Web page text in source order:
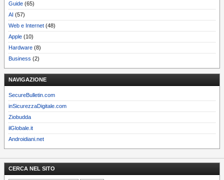
Guide (65)
AI (57)
Web e Internet (48)
Apple (10)
Hardware (8)
Business (2)
NAVIGAZIONE
SecureBulletin.com
inSicurezzaDigitale.com
Ziobudda
ilGlobale.it
Androidiani.net
CERCA NEL SITO